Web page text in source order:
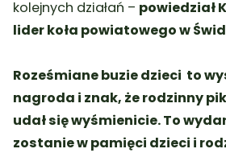
kolejnych działań – powiedział
lider koła powiatowego w
Roześmiane buzie dzieci to
nagroda i znak, że rodzinny
udał się wyśmienicie. To
zostanie w pamięci dzieci i